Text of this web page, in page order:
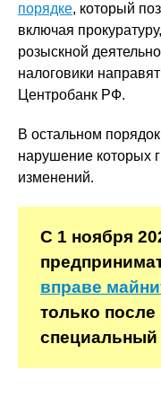
порядке, который
включая
розыскной
налоговики
Центробанк РФ.
В остальном
нарушение которых
изменений.
С 1 ноября
вправе
только
специальный